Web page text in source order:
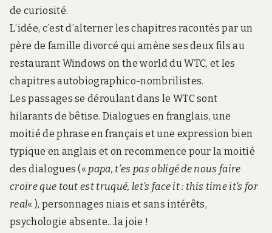
de curiosité.
L’idée, c’est d’alterner les chapitres racontés par un
père de famille divorcé qui amène ses deux fils au
restaurant Windows on the world du WTC, et les
chapitres autobiographico-nombrilistes.
Les passages se déroulant dans le WTC sont
hilarants de bêtise. Dialogues en franglais, une
moitié de phrase en français et une expression bien
typique en anglais et on recommence pour la moitié
des dialogues (« papa, t’es pas obligé de nous faire
croire que tout est truqué, let’s face it : this time it’s for
real« ), personnages niais et sans intérêts,
psychologie absente…la joie !